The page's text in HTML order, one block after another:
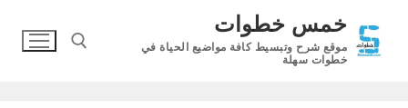
المحتوى
خمس خطوات
موقع شرح وتبسيط كافة مواضيع الحياة في
خطوات سهلة